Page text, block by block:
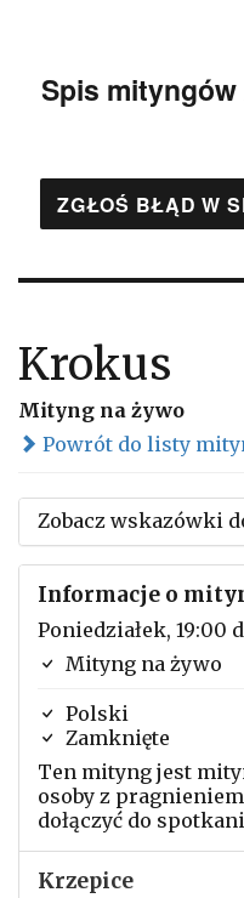
Spis mityngów
ZGŁOŚ BŁĄD W
Krokus
Mityng na żywo
Powrót do listy
Zobacz wskazówki
Informacje o
Poniedziałek, 19:00
Mityng na żywo
Polski
Zamknięte
Ten mityng jest
osoby z
dołączyć do
Krzepice